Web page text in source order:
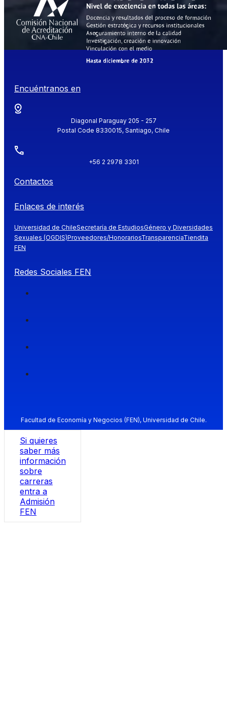
Encuéntranos en
Diagonal Paraguay 205 - 257
Postal Code 8330015, Santiago, Chile
+56 2 2978 3301
Contactos
Enlaces de interés
Universidad de ChileSecretaría de EstudiosGénero y Diversidades
Sexuales (OGDIS)Proveedores/HonorariosTransparenciaTiendita
FEN
Redes Sociales FEN
Facultad de Economía y Negocios (FEN), Universidad de Chile.
Si quieres
saber más
información
sobre
carreras
entra a
Admisión
FEN